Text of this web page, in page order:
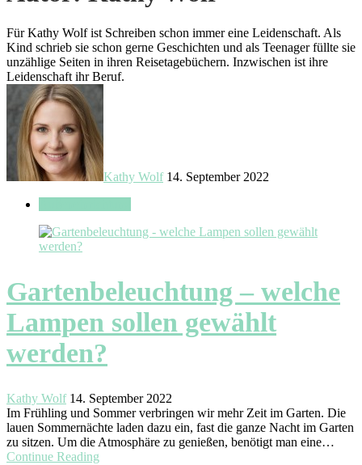
Für Kathy Wolf ist Schreiben schon immer eine Leidenschaft. Als
Kind schrieb sie schon gerne Geschichten und als Teenager füllte sie
unzählige Seiten in ihren Reisetagebüchern. Inzwischen ist ihre
Leidenschaft ihr Beruf.
Kathy Wolf 14. September 2022
Gartenbeleuchtung – welche
Lampen sollen gewählt
werden?
Kathy Wolf 14. September 2022
Im Frühling und Sommer verbringen wir mehr Zeit im Garten. Die
lauen Sommernächte laden dazu ein, fast die ganze Nacht im Garten
zu sitzen. Um die Atmosphäre zu genießen, benötigt man eine…
Continue Reading